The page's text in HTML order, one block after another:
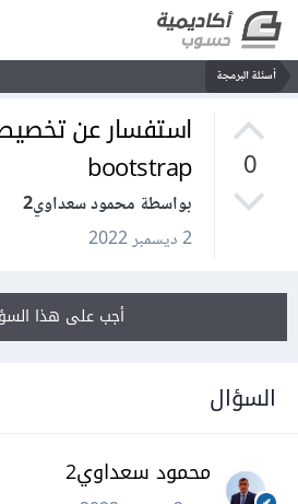
أسئلة البرمجة
0
bootstrap
بواسطة محمود سعداوي2
2 ديسمبر 2022
أجب على هذا
السؤال
محمود سعداوي2